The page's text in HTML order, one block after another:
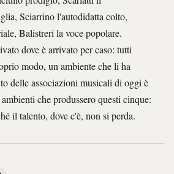
Sciarrino l'autodidatta colto,
Balistreri la voce popolare.
dove è arrivato per caso: tutti
modo, un ambiente che li ha
delle associazioni musicali di oggi è
che produssero questi cinque:
il talento, dove c'è, non si perda.